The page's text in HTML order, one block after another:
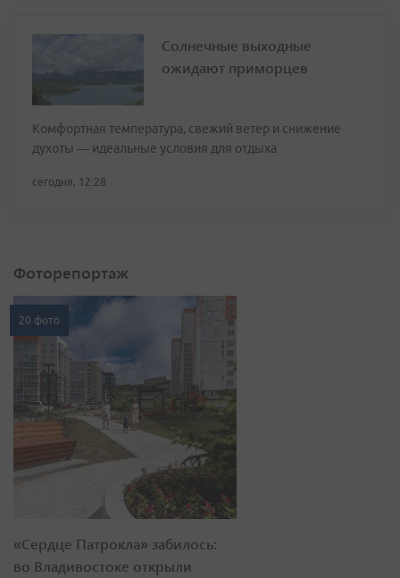
Солнечные выходные
ожидают приморцев
Комфортная температура, свежий ветер и снижение
духоты — идеальные условия для отдыха
сегодня, 12:28
Фоторепортаж
20 фото
«Сердце Патрокла» забилось:
во Владивостоке открыли